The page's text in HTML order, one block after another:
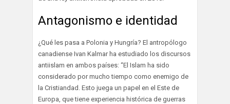
Antagonismo e identidad
¿Qué les pasa a Polonia y Hungría? El antropólogo
canadiense Ivan Kalmar ha estudiado los discursos
antiislam en ambos países: “El Islam ha sido
considerado por mucho tiempo como enemigo de
la Cristiandad. Esto juega un papel en el Este de
Europa, que tiene experiencia histórica de guerras